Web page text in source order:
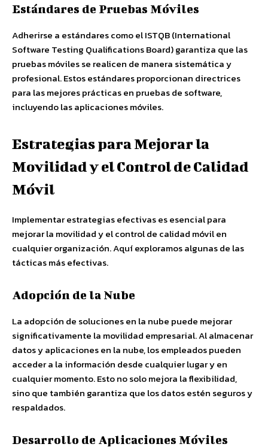
Estándares de Pruebas Móviles
Adherirse a estándares como el ISTQB (International
Software Testing Qualifications Board) garantiza que las
pruebas móviles se realicen de manera sistemática y
profesional. Estos estándares proporcionan directrices
para las mejores prácticas en pruebas de software,
incluyendo las aplicaciones móviles.
Estrategias para Mejorar la
Movilidad y el Control de Calidad
Móvil
Implementar estrategias efectivas es esencial para
mejorar la movilidad y el control de calidad móvil en
cualquier organización. Aquí exploramos algunas de las
tácticas más efectivas.
Adopción de la Nube
La adopción de soluciones en la nube puede mejorar
significativamente la movilidad empresarial. Al almacenar
datos y aplicaciones en la nube, los empleados pueden
acceder a la información desde cualquier lugar y en
cualquier momento. Esto no solo mejora la flexibilidad,
sino que también garantiza que los datos estén seguros y
respaldados.
Desarrollo de Aplicaciones Móviles